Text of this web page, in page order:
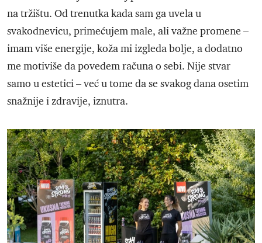
na tržištu. Od trenutka kada sam ga uvela u
svakodnevicu, primećujem male, ali važne promene –
imam više energije, koža mi izgleda bolje, a dodatno
me motiviše da povedem računa o sebi. Nije stvar
samo u estetici – već u tome da se svakog dana osetim
snažnije i zdravije, iznutra.